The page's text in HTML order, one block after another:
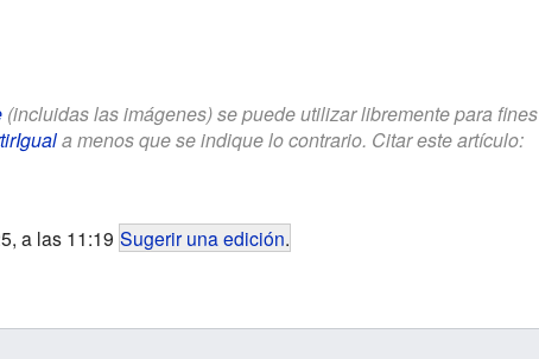
(incluidas las imágenes) se puede utilizar libremente para fines
a menos que se indique lo contrario. Citar este artículo:
a las 11:19 Sugerir una edición.